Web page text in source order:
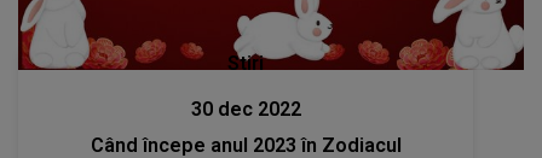
Stiri
30 dec 2022
Când începe anul 2023 în Zodiacul